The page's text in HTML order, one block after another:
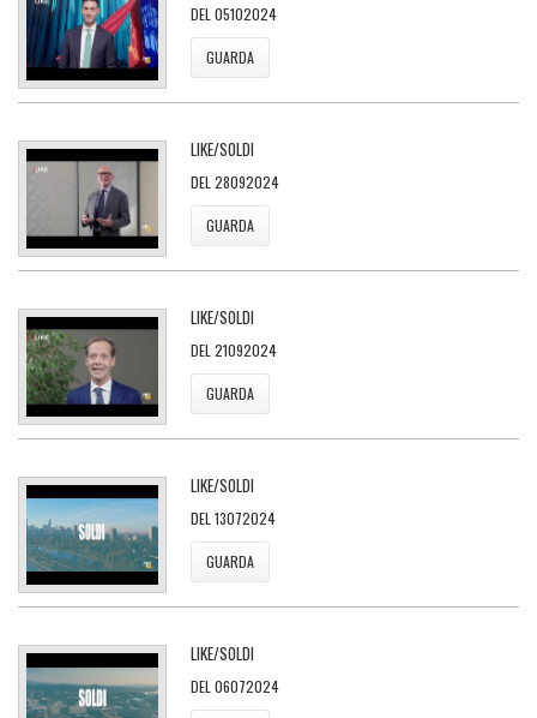
DEL 05102024
GUARDA
LIKE/SOLDI
DEL 28092024
GUARDA
LIKE/SOLDI
DEL 21092024
GUARDA
LIKE/SOLDI
DEL 13072024
GUARDA
LIKE/SOLDI
DEL 06072024